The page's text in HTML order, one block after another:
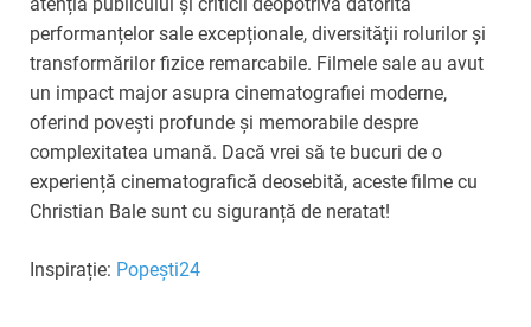
performanțelor sale excepționale, diversității rolurilor și
transformărilor fizice remarcabile. Filmele sale au avut
un impact major asupra cinematografiei moderne,
oferind povești profunde și memorabile despre
complexitatea umană. Dacă vrei să te bucuri de o
experiență cinematografică deosebită, aceste filme cu
Christian Bale sunt cu siguranță de neratat!
Inspirație: Popești24